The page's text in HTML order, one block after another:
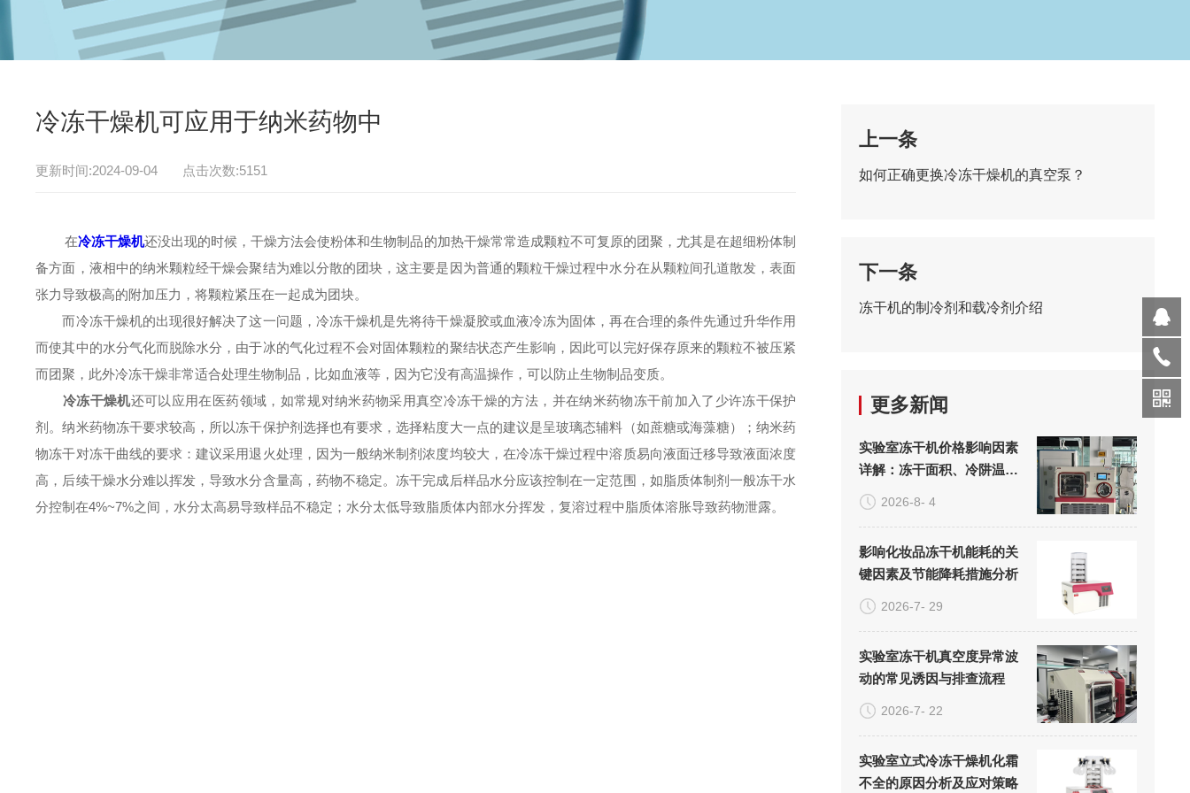
冷冻干燥机可应用于纳米药物中
更新时间:2024-09-04 点击次数:5151
在冷冻干燥机还没出现的时候，干燥方法会使粉体和生物制品的加热干燥常常造成颗粒不可复原的团聚，尤其是在超细粉体制
备方面，液相中的纳米颗粒经干燥会聚结为难以分散的团块，这主要是因为普通的颗粒干燥过程中水分在从颗粒间孔道散发，表面
张力导致极高的附加压力，将颗粒紧压在一起成为团块。
而冷冻干燥机的出现很好解决了这一问题，冷冻干燥机是先将待干燥凝胶或血液冷冻为固体，再在合理的条件先通过升华作用
而使其中的水分气化而脱除水分，由于冰的气化过程不会对固体颗粒的聚结状态产生影响，因此可以完好保存原来的颗粒不被压紧
而团聚，此外冷冻干燥非常适合处理生物制品，比如血液等，因为它没有高温操作，可以防止生物制品变质。
冷冻干燥机还可以应用在医药领域，如常规对纳米药物采用真空冷冻干燥的方法，并在纳米药物冻干前加入了少许冻干保护
剂。纳米药物冻干要求较高，所以冻干保护剂选择也有要求，选择粘度大一点的建议是呈玻璃态辅料（如蔗糖或海藻糖）；纳米药
物冻干对冻干曲线的要求：建议采用退火处理，因为一般纳米制剂浓度均较大，在冷冻干燥过程中溶质易向液面迁移导致液面浓度
高，后续干燥水分难以挥发，导致水分含量高，药物不稳定。冻干完成后样品水分应该控制在一定范围，如脂质体制剂一般冻干水
分控制在4%~7%之间，水分太高易导致样品不稳定；水分太低导致脂质体内部水分挥发，复溶过程中脂质体溶胀导致药物泄露。
上一条
如何正确更换冷冻干燥机的真空泵？
下一条
冻干机的制冷剂和载冷剂介绍
更多新闻
实验室冻干机价格影响因素
详解：冻干面积、冷阱温度
与真空系统的成本构成
2026-8- 4
影响化妆品冻干机能耗的关
键因素及节能降耗措施分析
2026-7- 29
实验室冻干机真空度异常波
动的常见诱因与排查流程
2026-7- 22
实验室立式冷冻干燥机化霜
不全的原因分析及应对策略